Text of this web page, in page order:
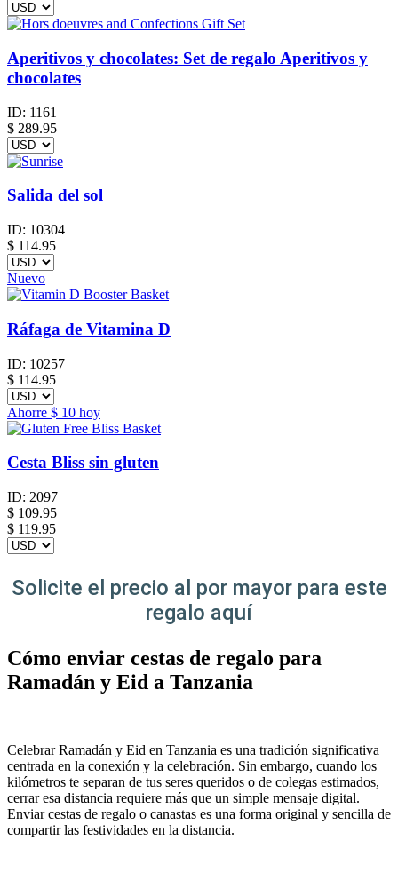
Aperitivos y chocolates: Set de regalo Aperitivos y
chocolates
ID: 1161
$ 289.95
Salida del sol
ID: 10304
$ 114.95
Nuevo
Ráfaga de Vitamina D
ID: 10257
$ 114.95
Ahorre $ 10 hoy
Cesta Bliss sin gluten
ID: 2097
$ 109.95
$ 119.95
Solicite el precio al por mayor para este
regalo aquí
Cómo enviar cestas de regalo para
Ramadán y Eid a Tanzania
Celebrar Ramadán y Eid en Tanzania es una tradición significativa
centrada en la conexión y la celebración. Sin embargo, cuando los
kilómetros te separan de tus seres queridos o de colegas estimados,
cerrar esa distancia requiere más que un simple mensaje digital.
Enviar cestas de regalo o canastas es una forma original y sencilla de
compartir las festividades en la distancia.